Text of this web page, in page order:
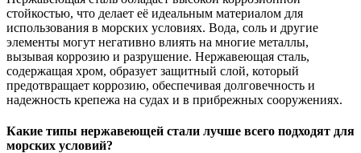
стойкостью, что делает её идеальным материалом для
использования в морских условиях. Вода, соль и другие
элементы могут негативно влиять на многие металлы,
вызывая коррозию и разрушение. Нержавеющая сталь,
содержащая хром, образует защитный слой, который
предотвращает коррозию, обеспечивая долговечность и
надежность крепежа на судах и в прибрежных сооружениях.
Какие типы нержавеющей стали лучше всего подходят для
морских условий?